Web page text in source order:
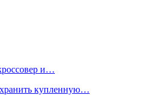
и…
купленную…